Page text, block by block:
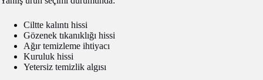
Ciltte kalıntı hissi
Gözenek tıkanıklığı hissi
Ağır temizleme ihtiyacı
Kuruluk hissi
Yetersiz temizlik algısı